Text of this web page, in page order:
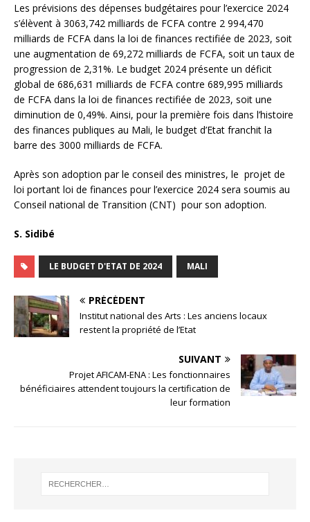
Les prévisions des dépenses budgétaires pour l’exercice 2024
s’élèvent à 3063,742 milliards de FCFA contre 2 994,470
milliards de FCFA dans la loi de finances rectifiée de 2023, soit
une augmentation de 69,272 milliards de FCFA, soit un taux de
progression de 2,31%. Le budget 2024 présente un déficit
global de 686,631 milliards de FCFA contre 689,995 milliards
de FCFA dans la loi de finances rectifiée de 2023, soit une
diminution de 0,49%. Ainsi, pour la première fois dans l’histoire
des finances publiques au Mali, le budget d’Etat franchit la
barre des 3000 milliards de FCFA.
Après son adoption par le conseil des ministres, le projet de
loi portant loi de finances pour l’exercice 2024 sera soumis au
Conseil national de Transition (CNT) pour son adoption.
S. Sidibé
LE BUDGET D'ETAT DE 2024 MALI
PRÉCÉDENT
Institut national des Arts : Les anciens locaux
restent la propriété de l’Etat
SUIVANT
Projet AFICAM-ENA : Les fonctionnaires
bénéficiaires attendent toujours la certification de
leur formation